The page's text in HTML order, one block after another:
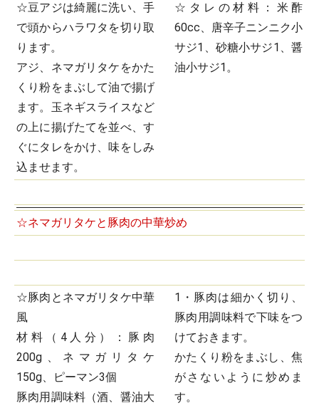
☆豆アジは綺麗に洗い、手
で頭からハラワタを切り取
ります。
アジ、ネマガリタケをかた
くり粉をまぶして油で揚げ
ます。玉ネギスライスなど
の上に揚げたてを並べ、す
ぐにタレをかけ、味をしみ
込ませます。
☆タレの材料：米酢
60cc、唐辛子ニンニク小
サジ1、砂糖小サジ1、醤
油小サジ1。
☆ネマガリタケと豚肉の中華炒め
☆豚肉とネマガリタケ中華
風
材料（4人分）：豚肉
200g、ネマガリタケ
150g、ピーマン3個
豚肉用調味料（酒、醤油大
1・豚肉は細かく切り、
豚肉用調味料で下味をつ
けておきます。
かたくり粉をまぶし、焦
がさないように炒めま
す。